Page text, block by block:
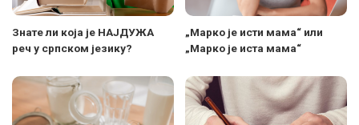
Знате ли која је НАЈДУЖА
реч у српском језику?
„Марко је исти мама“ или
„Марко је иста мама“